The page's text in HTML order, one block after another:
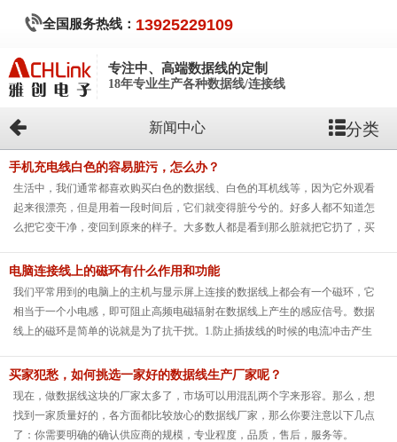
全国服务热线： 13925229109
专注中、高端数据线的定制
18年专业生产各种数据线/连接线
新闻中心 分类
手机充电线白色的容易脏污，怎么办？
生活中，我们通常都喜欢购买白色的数据线、白色的耳机线等，因为它外观看
起来很漂亮，但是用着一段时间后，它们就变得脏兮兮的。好多人都不知道怎
么把它变干净，变回到原来的样子。大多数人都是看到那么脏就把它扔了，买
电脑连接线上的磁环有什么作用和功能
我们平常用到的电脑上的主机与显示屏上连接的数据线上都会有一个磁环，它
相当于一个小电感，即可阻止高频电磁辐射在数据线上产生的感应信号。数据
线上的磁环是简单的说就是为了抗干扰。1.防止插拔线的时候的电流冲击产生
电源、及IDE数据线都工作于很高的频率状态下，所以导致机箱里存在着大量的
空间杂散电磁干扰信号，而信号强度也是机箱外的数倍至数十倍！没有磁环的
USB线在这个空间内没有采取屏蔽措施，那么这些USB线就成了很好的天线，
接收周围环境中各种杂乱的高频信号，而这些信号叠加在本来传输的信号上，
买家犯愁，如何挑选一家好的数据线生产厂家呢？
现在，做数据线这块的厂家太多了，市场可以用混乱两个字来形容。那么，想
找到一家质量好的，各方面都比较放心的数据线厂家，那么你要注意以下几点
了：你需要明确的确认供应商的规模，专业程度，品质，售后，服务等。